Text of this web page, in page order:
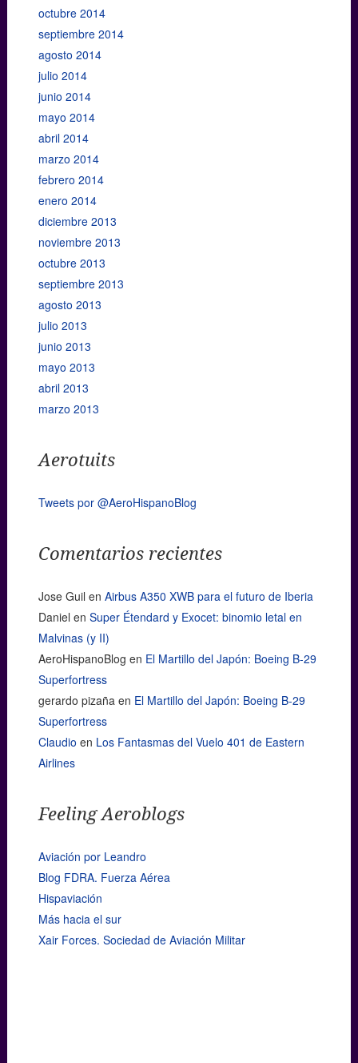
octubre 2014
septiembre 2014
agosto 2014
julio 2014
junio 2014
mayo 2014
abril 2014
marzo 2014
febrero 2014
enero 2014
diciembre 2013
noviembre 2013
octubre 2013
septiembre 2013
agosto 2013
julio 2013
junio 2013
mayo 2013
abril 2013
marzo 2013
Aerotuits
Tweets por @AeroHispanoBlog
Comentarios recientes
Jose Guil en Airbus A350 XWB para el futuro de Iberia
Daniel en Super Étendard y Exocet: binomio letal en
Malvinas (y II)
AeroHispanoBlog en El Martillo del Japón: Boeing B-29
Superfortress
gerardo pizaña en El Martillo del Japón: Boeing B-29
Superfortress
Claudio en Los Fantasmas del Vuelo 401 de Eastern
Airlines
Feeling Aeroblogs
Aviación por Leandro
Blog FDRA. Fuerza Aérea
Hispaviación
Más hacia el sur
Xair Forces. Sociedad de Aviación Militar